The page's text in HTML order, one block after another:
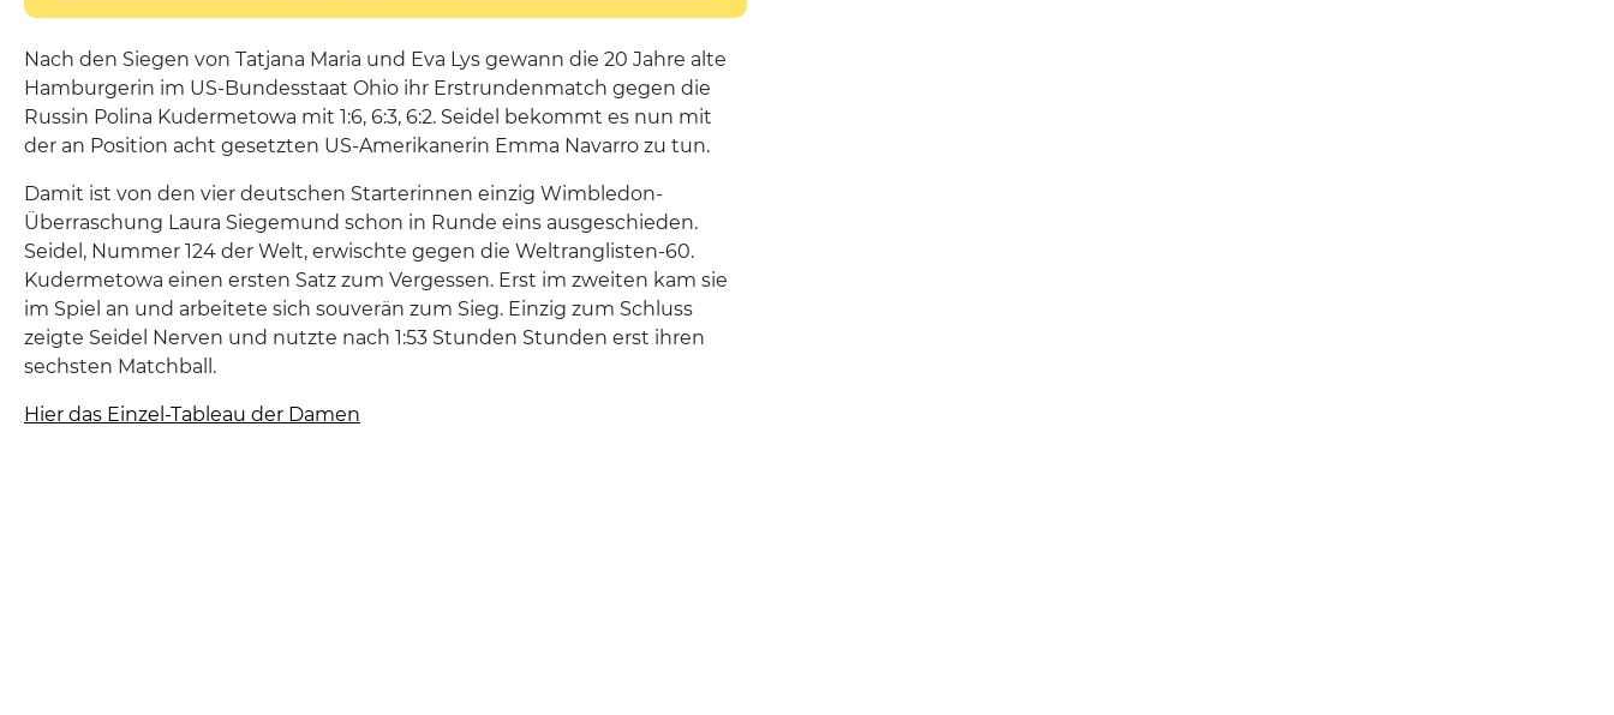
Nach den Siegen von Tatjana Maria und Eva Lys gewann die 20 Jahre alte
Hamburgerin im US-Bundesstaat Ohio ihr Erstrundenmatch gegen die
Russin Polina Kudermetowa mit 1:6, 6:3, 6:2. Seidel bekommt es nun mit
der an Position acht gesetzten US-Amerikanerin Emma Navarro zu tun.
Damit ist von den vier deutschen Starterinnen einzig Wimbledon-
Überraschung Laura Siegemund schon in Runde eins ausgeschieden.
Seidel, Nummer 124 der Welt, erwischte gegen die Weltranglisten-60.
Kudermetowa einen ersten Satz zum Vergessen. Erst im zweiten kam sie
im Spiel an und arbeitete sich souverän zum Sieg. Einzig zum Schluss
zeigte Seidel Nerven und nutzte nach 1:53 Stunden Stunden erst ihren
sechsten Matchball.
Hier das Einzel-Tableau der Damen